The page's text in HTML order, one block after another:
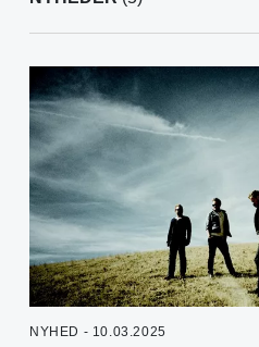
NYHED - 10.03.2025